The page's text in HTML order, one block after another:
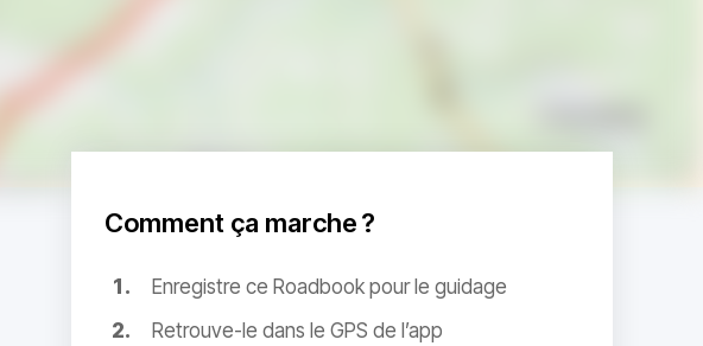
Comment ça marche ?
Enregistre ce Roadbook pour le guidage
Retrouve-le dans le GPS de l’app